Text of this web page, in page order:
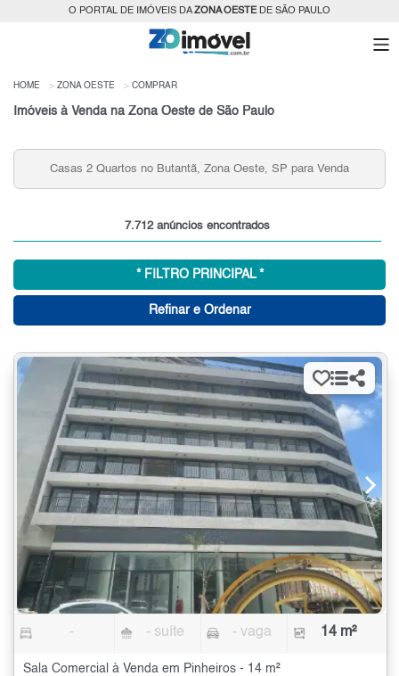
O PORTAL DE IMÓVEIS DAZONA OESTEDE SÃO PAULO
HOME ZONA OESTE COMPRAR
Imóveis à Venda na Zona Oeste de São Paulo
Apartamentos 2 Quartos 2 Vagas na Santa Cecília, Zona
Oeste, SP para Venda
7.712 anúncios encontrados
* FILTRO PRINCIPAL *
Refinar e Ordenar
- - suíte - vaga 14 m²
Sala Comercial à Venda em Pinheiros - 14 m²